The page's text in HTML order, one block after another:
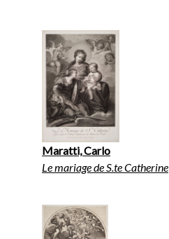
Maratti, Carlo
Le mariage de S.te Catherine